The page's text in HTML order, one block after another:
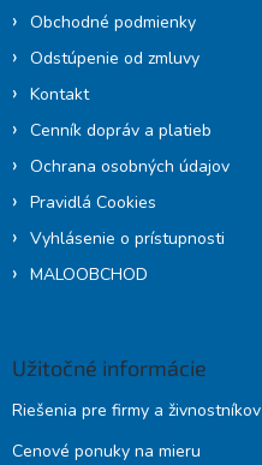
Obchodné podmienky
Odstúpenie od zmluvy
Kontakt
Cenník dopráv a platieb
Ochrana osobných údajov
Pravidlá Cookies
Vyhlásenie o prístupnosti
MALOOBCHOD
Užitočné informácie
Riešenia pre firmy a živnostníkov
Cenové ponuky na mieru